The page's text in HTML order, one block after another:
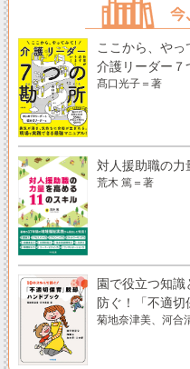
ここから、や
介護リーダー７
髙口光子＝著
対人援助職の力
荒木 篤＝著
園で役立つ知
防ぐ！「不適切
菊地奈津美、河合